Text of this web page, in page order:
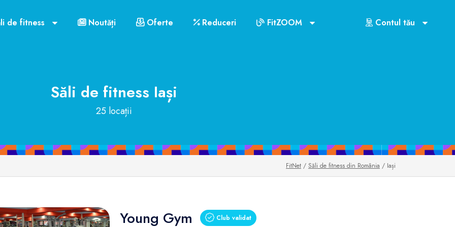
de fitness Noutăți Oferte Reduceri FitZOOM Contul tău
Săli de fitness Iași
25 locații
FitNet / Săli de fitness din România / Iași
Young Gym Club validat